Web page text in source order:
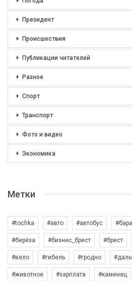
Президент
Происшествия
Публикации читателей
Разное
Спорт
Транспорт
Фото и видео
Экономика
Метки
#tochka #авто #автобус
#берёза #бизнес_брест #брест
#вело #гибель #гродно
#животное #зарплата #каменец